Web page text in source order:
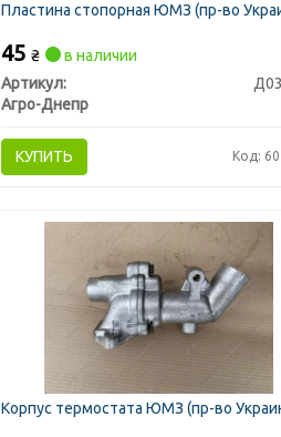
Пластина стопорная ЮМЗ (пр-во
45₴
в наличии
Артикул:
Агро-Днепр
КУПИТЬ Код:
Корпус термостата ЮМЗ (пр-во